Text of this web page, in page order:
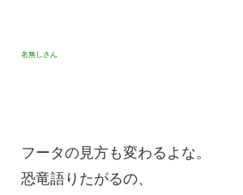
名無しさん
フータの見方も変わるよな。
恐竜語りたがるの、